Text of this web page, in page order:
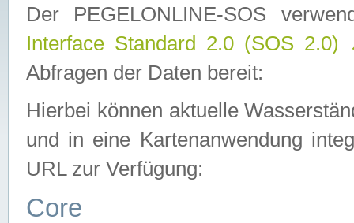
Der PEGELONLINE-SOS
Interface Standard 2.0 (SOS 2.0)
Abfragen der Daten bereit:
Hierbei können aktuelle
und in eine Kartenanwendung
URL zur Verfügung:
Core